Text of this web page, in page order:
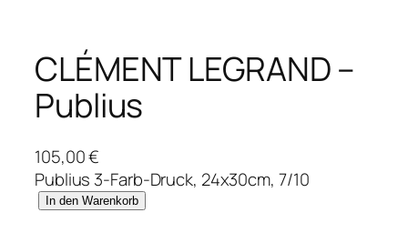
CLÉMENT LEGRAND –
Publius
105,00€
Publius 3-Farb-Druck, 24x30cm, 7/10
C
In den Warenkorb